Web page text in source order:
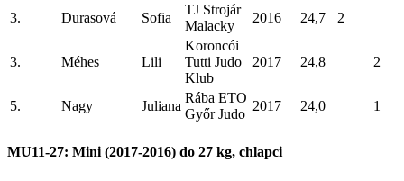
3. Durasová Sofia
TJ Strojár
Malacky
2016 24,7 2
3. Méhes Lili
Koroncói
Tutti Judo
Klub
2017 24,8 2
5. Nagy Juliana
Rába ETO
Győr Judo
2017 24,0 1
MU11-27: Mini (2017-2016) do 27 kg, chlapci